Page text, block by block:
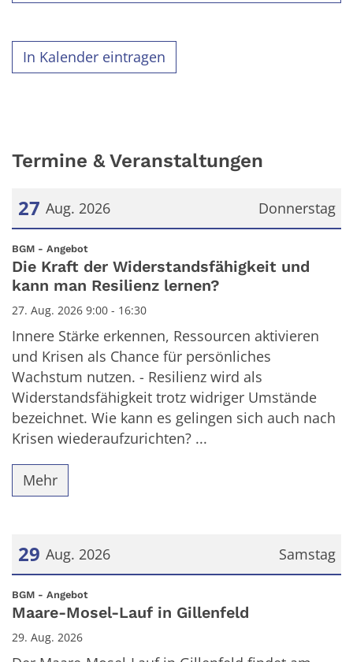
In Kalender eintragen
Termine & Veranstaltungen
Donnerstag
27 Aug. 2026
Datum: 27. August 2026
BGM - Angebot:
Die Kraft der Widerstandsfähigkeit und
kann man Resilienz lernen?
27. Aug. 2026 9:00 - 16:30
Innere Stärke erkennen, Ressourcen aktivieren
und Krisen als Chance für persönliches
Wachstum nutzen. - Resilienz wird als
Widerstandsfähigkeit trotz widriger Umstände
bezeichnet. Wie kann es gelingen sich auch nach
Krisen wiederaufzurichten? ...
Mehr
Samstag
29 Aug. 2026
Datum: 29. August 2026
BGM - Angebot:
Maare-Mosel-Lauf in Gillenfeld
29. Aug. 2026